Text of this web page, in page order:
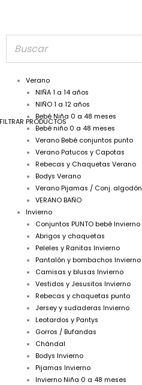
Verano
NIÑA 1 a 14 años
NIÑO 1 a 12 años
Bebé Niña 0 a 48 meses
Bebé niño 0 a 48 meses
Verano Bebé conjuntos punto
Verano Patucos y Capotas
Rebecas y Chaquetas Verano
Bodys Verano
Verano Pijamas / Conj. algodón
VERANO BAÑO
Invierno
Conjuntos PUNTO bebé Invierno
Abrigos y chaquetas
Peleles y Ranitas Invierno
Pantalón y bombachos Invierno
Camisas y blusas Invierno
Vestidos y Jesusitos Invierno
Rebecas y chaquetas punto
Jersey y sudaderas Invierno
Leotardos y Pantys
Gorros / Bufandas
Chándal
Bodys Invierno
Pijamas Invierno
Invierno Niña 0 a 48 meses
FILTRAR PRODUCTOS